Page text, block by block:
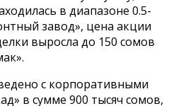
в диапазоне 0.5-
завод», цена акции
выросла до 150 сомов
с корпоративными
в сумме 900 тысяч сомов,